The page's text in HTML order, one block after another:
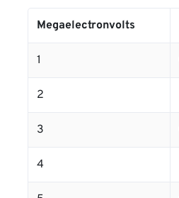
Megaelectronvolts
1
2
3
4